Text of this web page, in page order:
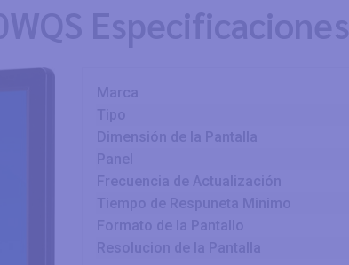
Especificaciones
Marca
Dimensión de la Pantalla
Frecuencia de Actualización
Formato de la Pantallo